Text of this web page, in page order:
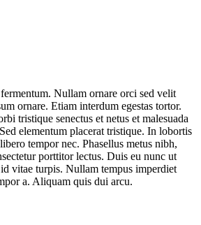
Nullam ornare orci sed velit
ornare. Etiam interdum egestas tortor.
tristique senectus et netus et malesuada
elementum placerat tristique. In lobortis
tempor nec. Phasellus metus nibh,
porttitor lectus. Duis eu nunc ut
vitae turpis. Nullam tempus imperdiet
a. Aliquam quis dui arcu.